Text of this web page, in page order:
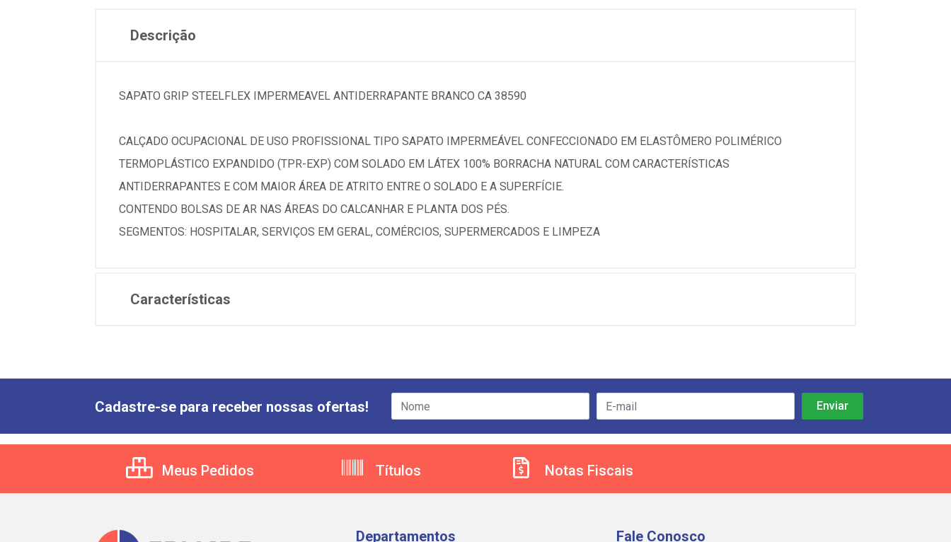
Descrição
SAPATO GRIP STEELFLEX IMPERMEAVEL ANTIDERRAPANTE BRANCO CA 38590
CALÇADO OCUPACIONAL DE USO PROFISSIONAL TIPO SAPATO IMPERMEÁVEL CONFECCIONADO EM ELASTÔMERO POLIMÉRICO
TERMOPLÁSTICO EXPANDIDO (TPR-EXP) COM SOLADO EM LÁTEX 100% BORRACHA NATURAL COM CARACTERÍSTICAS
ANTIDERRAPANTES E COM MAIOR ÁREA DE ATRITO ENTRE O SOLADO E A SUPERFÍCIE.
CONTENDO BOLSAS DE AR NAS ÁREAS DO CALCANHAR E PLANTA DOS PÉS.
SEGMENTOS: HOSPITALAR, SERVIÇOS EM GERAL, COMÉRCIOS, SUPERMERCADOS E LIMPEZA
Características
Cadastre-se para receber nossas ofertas!
Meus Pedidos Títulos Notas Fiscais
Departamentos Fale Conosco